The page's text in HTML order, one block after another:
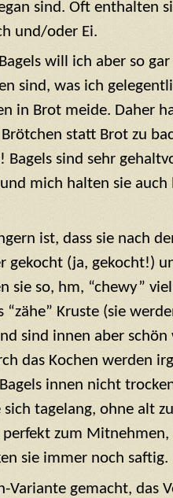
sind. Oft enthalten
und/oder Ei.
will ich aber so
sind, was ich
in Brot meide. Daher
statt Brot zu
Bagels sind sehr
mich halten sie auch
ist, dass sie nach
gekocht (ja, gekocht!)
sie so, hm, “chewy”
“zähe” Kruste (sie
sind innen aber schön
das Kochen werden
innen nicht
tagelang, ohne alt
zum
sie immer noch saftig.
Variante gemacht, das